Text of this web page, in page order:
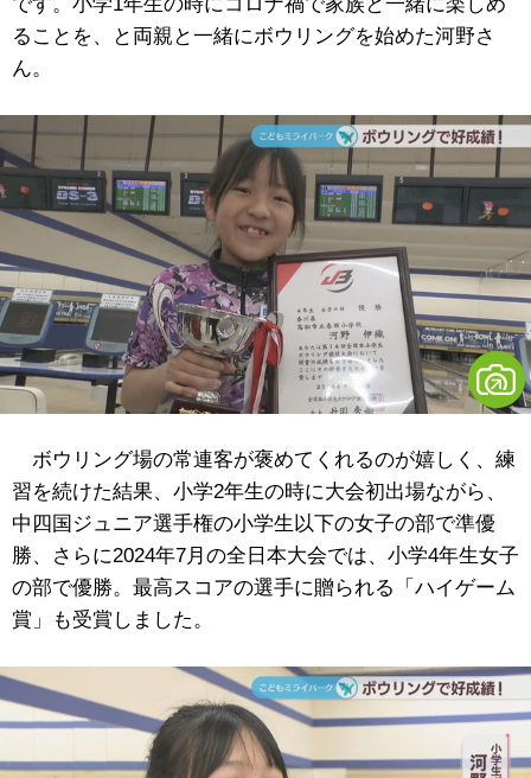
ることを、と両親と一緒にボウリングを始めた河野さ
ん。
ボウリング場の常連客が褒めてくれるのが嬉しく、練
習を続けた結果、小学2年生の時に大会初出場ながら、
中四国ジュニア選手権の小学生以下の女子の部で準優
勝、さらに2024年7月の全日本大会では、小学4年生女子
の部で優勝。最高スコアの選手に贈られる「ハイゲーム
賞」も受賞しました。